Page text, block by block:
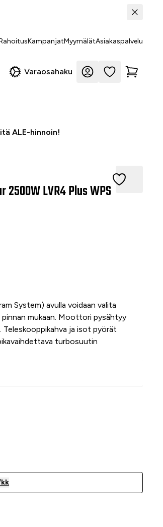
KampanjatMyymälätAsiakaspalvelu
Varaosahaku
ALE-hinnoin!
LVR4 Plus WPS
2500W LVR4 Plus WPS
System) avulla voidaan valita
mukaan. Moottori pysähtyy
ja isot pyörät
turbosuutin
kk